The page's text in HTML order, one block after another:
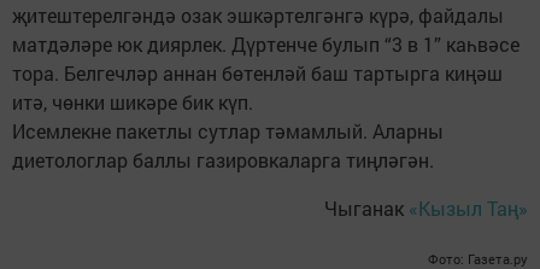
җитештерелгәндә озак эшкәртелгәнгә күрә, файдалы
матдәләре юк диярлек. Дүртенче булып “3 в 1” каһвәсе
тора. Белгечләр аннан бөтенләй баш тартырга киңәш
итә, чөнки шикәре бик күп.
Исемлекне пакетлы сутлар тәмамлый. Аларны
диетологлар баллы газировкаларга тиңләгән.
Чыганак «Кызыл Таң»
Фото: Газета.ру